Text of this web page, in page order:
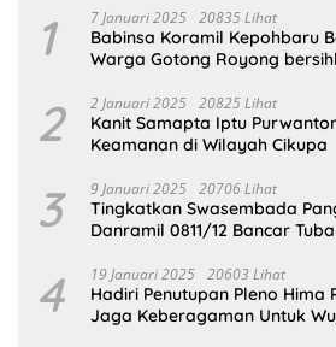
1 7 Januari 2025 20835 Lihat
Babinsa Koramil Kepohbaru
Warga Gotong Royong
2 2 Januari 2025 20825 Lihat
Kanit Samapta Iptu
Keamanan di Wilayah Cikupa
3 9 Januari 2025 20706 Lihat
Tingkatkan Swasembada
Danramil 0811/12 Bancar
4 19 Januari 2025 20603 Lihat
Hadiri Penutupan Pleno Hima
Jaga Keberagaman Untuk